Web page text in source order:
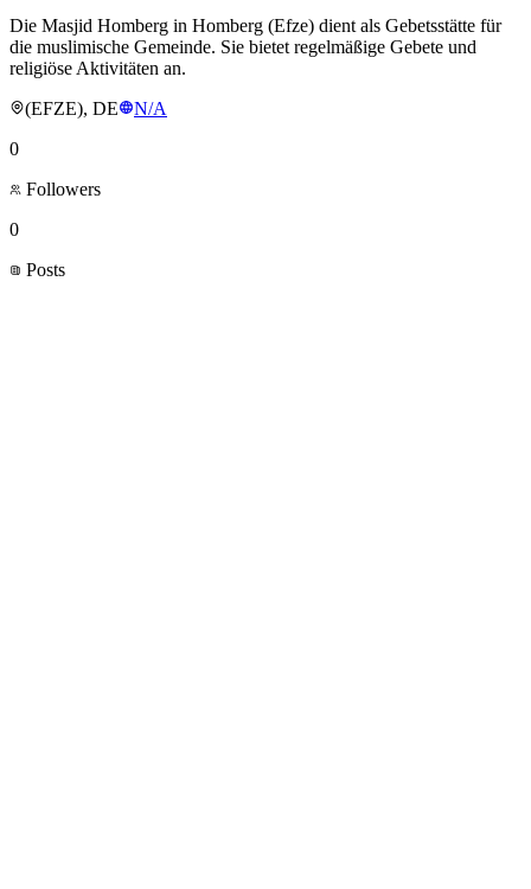
Die Masjid Homberg in Homberg (Efze) dient als Gebetsstätte für
die muslimische Gemeinde. Sie bietet regelmäßige Gebete und
religiöse Aktivitäten an.
(EFZE), DE
N/A
0
Followers
0
Posts